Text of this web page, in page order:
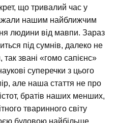
що тривалий час у
нашим найближчим
людини від мавпи. Зараз
під сумнів, далеко не
звані «гомо сапієнс»
суперечки з цього
але наша стаття не про
братів наших менших,
тваринного світу
будовою найбільше